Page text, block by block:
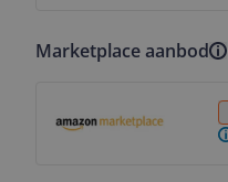
Marketplace aanbod